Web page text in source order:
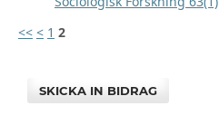
<< < 1 2
SKICKA IN BIDRAG